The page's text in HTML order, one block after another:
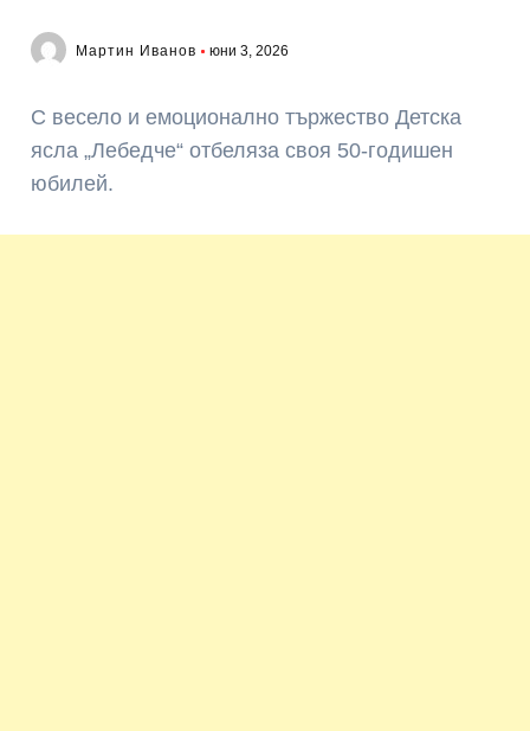
Мартин Иванов юни 3, 2026
С весело и емоционално тържество Детска
ясла „Лебедче“ отбеляза своя 50-годишен
юбилей.